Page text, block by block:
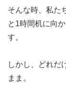
そんな時、私た
と1時間机に向
す。
しかし、どれだ
まま。